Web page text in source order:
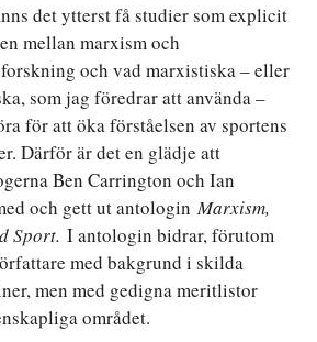
det ytterst få studier som explicit
mellan marxism och
och vad marxistiska – eller
som jag föredrar att använda –
för att öka förståelsen av sportens
Därför är det en glädje att
Ben Carrington och Ian
och gett ut antologin Marxism,
Sport. I antologin bidrar, förutom
med bakgrund i skilda
men med gedigna meritlistor
området.